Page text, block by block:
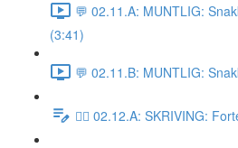
💬 02.11.A: MUNTLIG:
(3:41)
💬 02.11.B: MUNTLIG:
✍🏼 02.12.A: SKRIVING: